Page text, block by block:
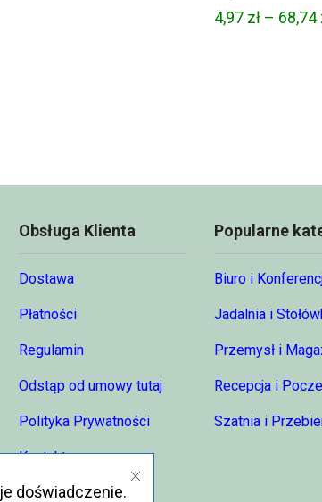
4,97 zł – 68,74
Obsługa Klienta
Dostawa
Płatności
Regulamin
Odstąp od umowy tutaj
Polityka Prywatności
Kontakt
O nas
Popularne
Biuro i
Jadalnia i
Przemysł i
Recepcja i
Szatnia i
doświadczenie.